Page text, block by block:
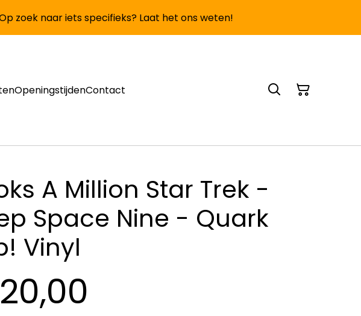
zoek naar iets specifieks? Laat het ons weten!
OpeningstijdenContact
A Million Star Trek -
Space Nine - Quark
Vinyl